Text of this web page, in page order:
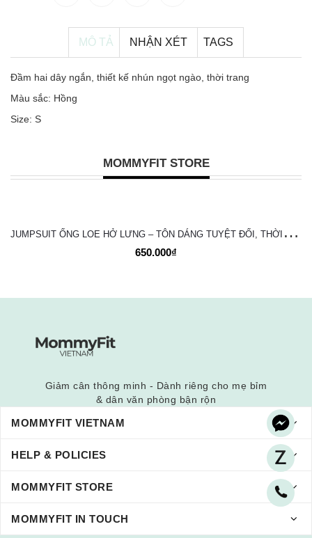
MÔ TẢ NHẬN XÉT TAGS
Đầm hai dây ngắn, thiết kế nhún ngọt ngào, thời trang
Màu sắc: Hồng
Size: S
MOMMYFIT STORE
J
UMPSUIT ỐNG LOE HỞ LƯNG – TÔN DÁNG TUYỆT ĐỐI, THỜI TRANG VÀ NĂNG ĐỘNG
650.000₫
Giảm cân thông minh - Dành riêng cho mẹ bỉm
& dân văn phòng bận rộn
MOMMYFIT VIETNAM
HELP & POLICIES
MOMMYFIT STORE
MOMMYFIT IN TOUCH